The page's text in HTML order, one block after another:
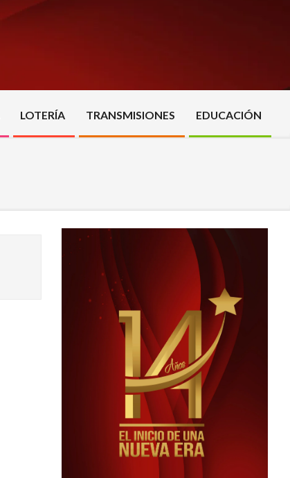
LOTERÍA TRANSMISIONES EDUCACIÓN